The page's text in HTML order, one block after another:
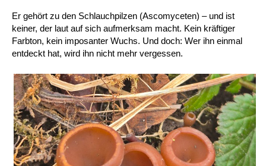
Er gehört zu den Schlauchpilzen (Ascomyceten) – und ist
keiner, der laut auf sich aufmerksam macht. Kein kräftiger
Farbton, kein imposanter Wuchs. Und doch: Wer ihn einmal
entdeckt hat, wird ihn nicht mehr vergessen.